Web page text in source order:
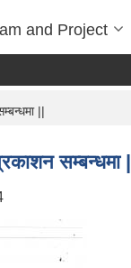
and Project
||
सम्बन्धमा